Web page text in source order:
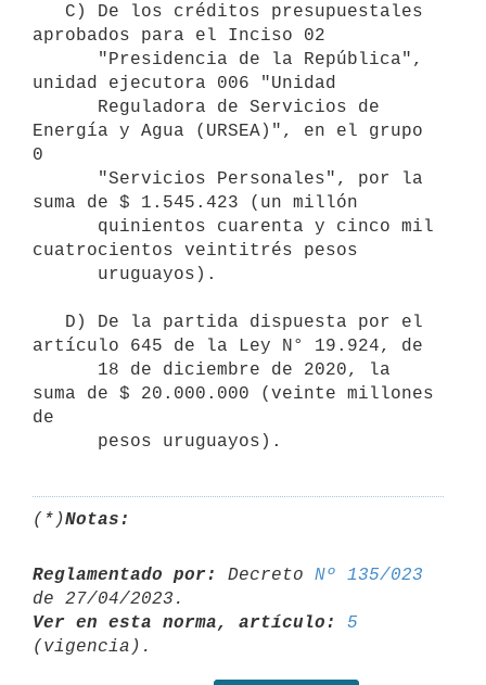
aprobados para el Inciso 02
unidad ejecutora 006 "Unidad
Energía y Agua (URSEA)", en el grupo
0
suma de $ 1.545.423 (un millón
cuatrocientos veintitrés pesos
artículo 645 de la Ley N° 19.924, de
suma de $ 20.000.000 (veinte millones
de
(*)Notas:
Reglamentado por: Decreto Nº 135/023
Ver en esta norma, artículo:
5